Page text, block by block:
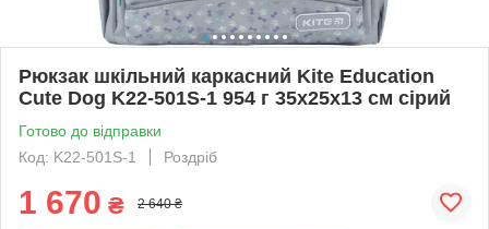
Рюкзак шкільний каркасний Kite Education
Cute Dog K22-501S-1 954 г 35х25х13 см сірий
Готово до відправки
Код: K22-501S-1
Роздріб
1 670 ₴ 2 640 ₴